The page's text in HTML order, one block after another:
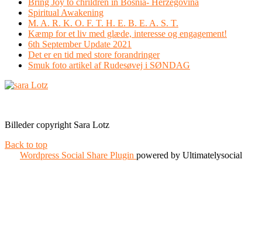
Spiritual Awakening
M. A. R. K. O. F. T. H. E. B. E. A. S. T.
Kæmp for et liv med glæde, interesse og engagement!
6th September Update 2021
Det er en tid med store forandringer
Smuk foto artikel af Rudesøvej i SØNDAG
Billeder copyright Sara Lotz
Back to top
Wordpress Social Share Plugin powered by Ultimatelysocial